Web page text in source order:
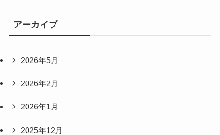
アーカイブ
2026年5月
2026年2月
2026年1月
2025年12月